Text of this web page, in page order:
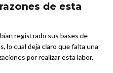
de esta
registrado sus bases de
lo cual deja claro que falta una
por realizar esta labor.